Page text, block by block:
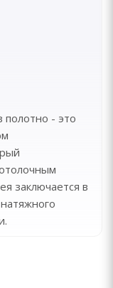
полотно - это
заключается в